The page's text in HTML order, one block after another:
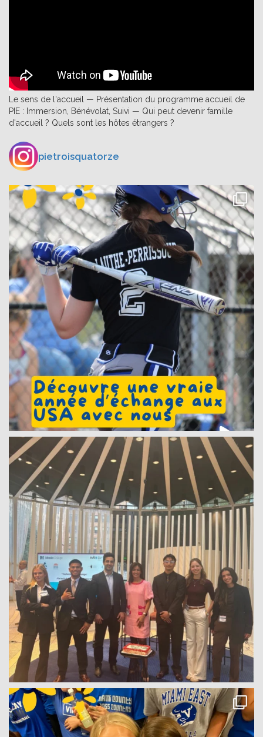
Le sens de l'accueil — Présentation du programme accueil de
PIE : Immersion, Bénévolat, Suivi — Qui peut devenir famille
d'accueil ? Quels sont les hôtes étrangers ?
pietroisquatorze